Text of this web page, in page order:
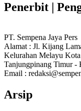
Penerbit |
PT. Sempena Jaya Pers
Alamat : Jl. Kijang
Kelurahan Melayu
Tanjungpinang Timur -
Email :
Arsip